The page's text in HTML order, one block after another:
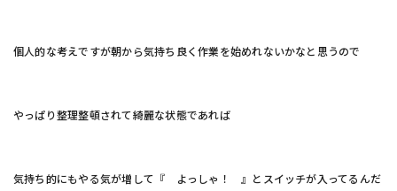
個人的な考えですが朝から気持ち良く作業を始めれないかなと思うので
やっぱり整理整頓されて綺麗な状態であれば
気持ち的にもやる気が増して『 よっしゃ！ 』とスイッチが入ってるんだ